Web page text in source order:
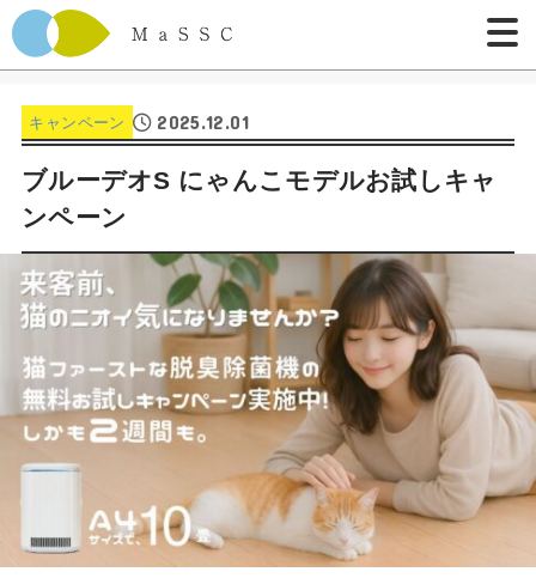
キャンペーン 2025.12.01
ブルーデオS にゃんこモデルお試しキャ
ンペーン